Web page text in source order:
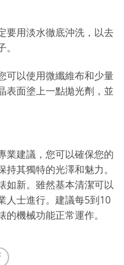
要用淡水徹底沖洗，以去
可以使用微纖維布和少量
表面塗上一點拋光劑，並
業建議，您可以確保您的
其獨特的光澤和魅力。
如新。雖然基本清潔可以
人士進行。建議每5到10
機械功能正常運作。